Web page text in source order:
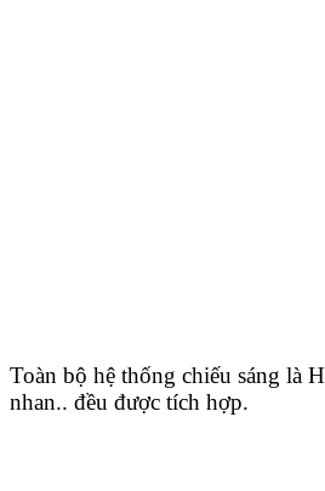
Toàn bộ hệ thống chiếu sáng là
nhan.. đều được tích hợp.